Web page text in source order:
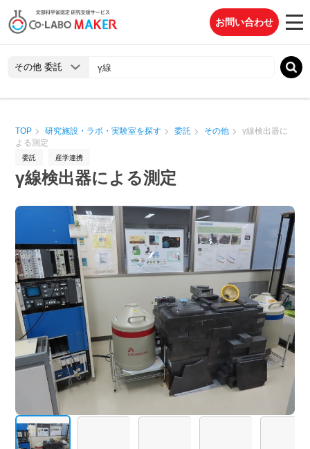
お問い合わせ
TOP 研究施設・ラボ・実験室を探す 委託 その他
γ線検出器に
よる測定
委託
産学連携
γ線検出器による測定